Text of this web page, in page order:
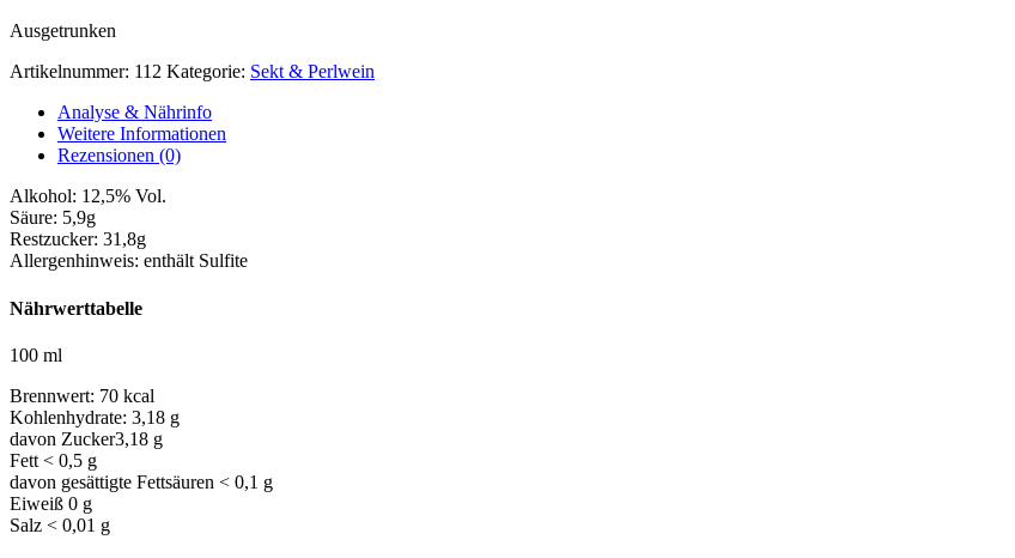
Ausgetrunken
Artikelnummer: 112 Kategorie: Sekt & Perlwein
Analyse & Nährinfo
Weitere Informationen
Rezensionen (0)
Alkohol: 12,5% Vol.
Säure: 5,9g
Restzucker: 31,8g
Allergenhinweis: enthält Sulfite
Nährwerttabelle
100 ml
Brennwert: 70 kcal
Kohlenhydrate: 3,18 g
davon Zucker3,18 g
Fett < 0,5 g
davon gesättigte Fettsäuren < 0,1 g
Eiweiß 0 g
Salz < 0,01 g